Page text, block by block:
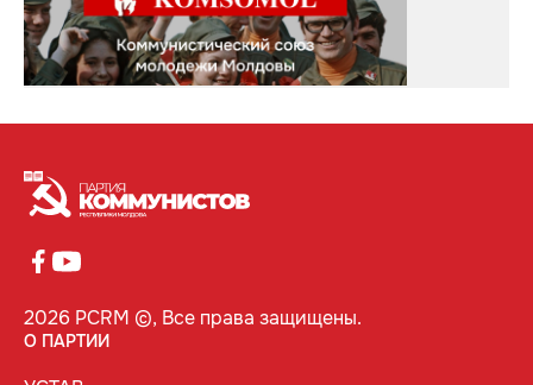
2026 PCRM ©, Все права защищены.
О ПАРТИИ